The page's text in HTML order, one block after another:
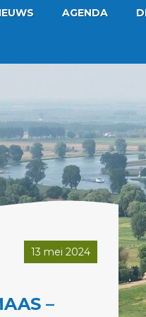
AGENDA
–
13 mei 2024